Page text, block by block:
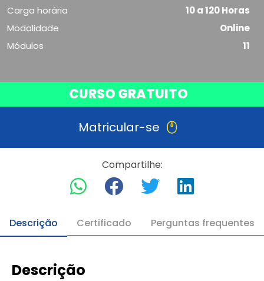
Carga horária
10 a 120 Horas
Modalidade
Online
Módulos
11
CURSO GRATUITO
Matricular-se
Compartilhe:
Descrição Certificado Perguntas frequentes
Descrição